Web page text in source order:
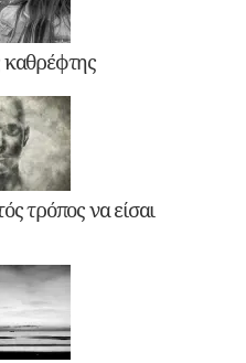
καθρέφτης
τρόπος να είσαι